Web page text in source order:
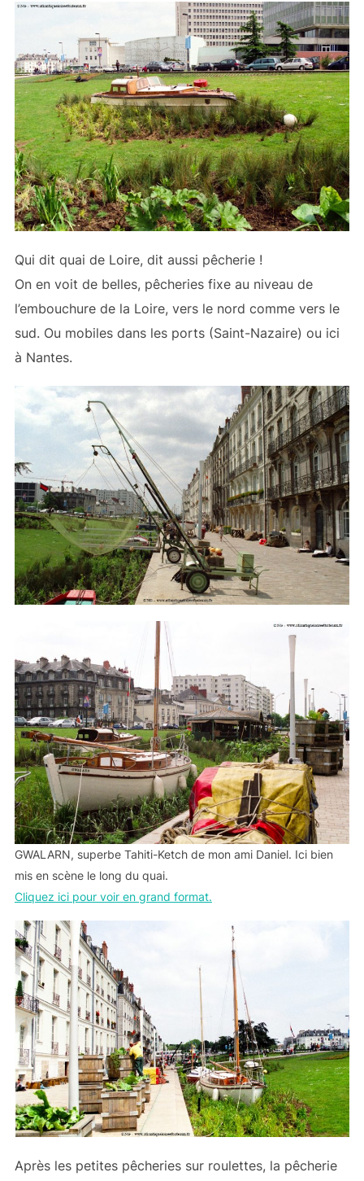
Qui dit quai de Loire, dit aussi pêcherie !
On en voit de belles, pêcheries fixe au niveau de
l’embouchure de la Loire, vers le nord comme vers le
sud. Ou mobiles dans les ports (Saint-Nazaire) ou ici
à Nantes.
GWALARN, superbe Tahiti-Ketch de mon ami Daniel. Ici bien
mis en scène le long du quai.
Cliquez ici pour voir en grand format.
Après les petites pêcheries sur roulettes, la pêcherie